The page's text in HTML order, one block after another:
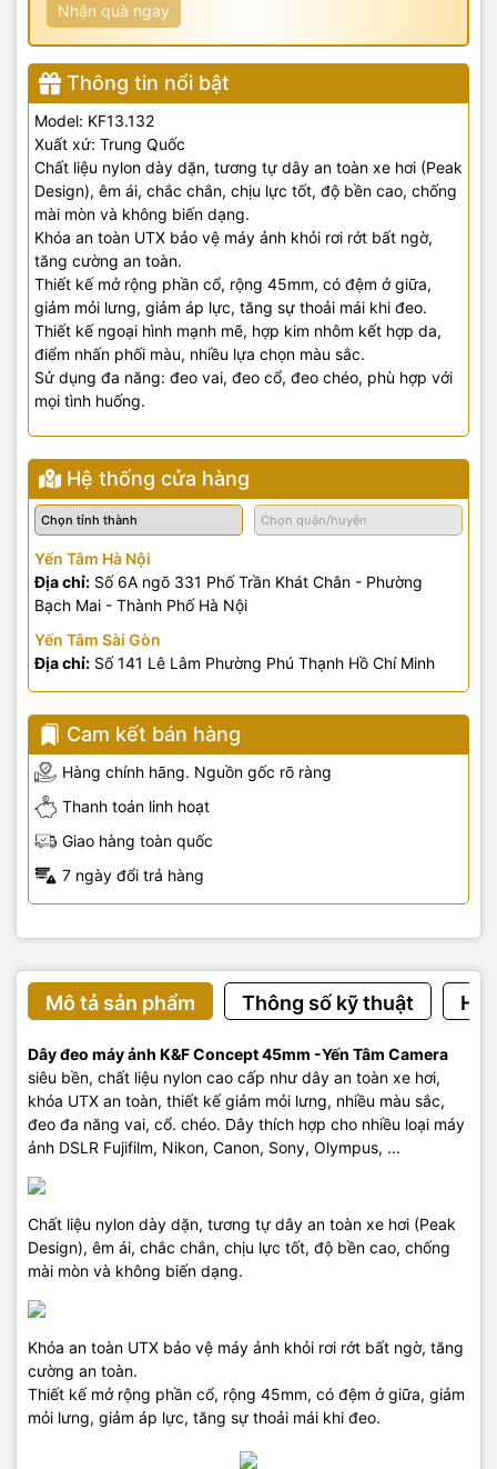
Nhận quà ngay
Thông tin nổi bật
Model: KF13.132
Xuất xứ: Trung Quốc
Chất liệu nylon dày dặn, tương tự dây an toàn xe hơi (Peak
Design), êm ái, chắc chắn, chịu lực tốt, độ bền cao, chống
mài mòn và không biến dạng.
Khóa an toàn UTX bảo vệ máy ảnh khỏi rơi rớt bất ngờ,
tăng cường an toàn.
Thiết kế mở rộng phần cổ, rộng 45mm, có đệm ở giữa,
giảm mỏi lưng, giảm áp lực, tăng sự thoải mái khi đeo.
Thiết kế ngoại hình mạnh mẽ, hợp kim nhôm kết hợp da,
điểm nhấn phối màu, nhiều lựa chọn màu sắc.
Sử dụng đa năng: đeo vai, đeo cổ, đeo chéo, phù hợp với
mọi tình huống.
Hệ thống cửa hàng
Yến Tâm Hà Nội
Địa chỉ: Số 6A ngõ 331 Phố Trần Khát Chân - Phường
Bạch Mai - Thành Phố Hà Nội
Yến Tâm Sài Gòn
Địa chỉ: Số 141 Lê Lâm Phường Phú Thạnh Hồ Chí Minh
Cam kết bán hàng
Hàng chính hãng. Nguồn gốc rõ ràng
Thanh toán linh hoạt
Giao hàng toàn quốc
7 ngày đổi trả hàng
Mô tả sản phẩm Thông số kỹ thuật
Dây đeo máy ảnh K&F Concept 45mm -Yến Tâm Camera
siêu bền, chất liệu nylon cao cấp như dây an toàn xe hơi,
khóa UTX an toàn, thiết kế giảm mỏi lưng, nhiều màu sắc,
đeo đa năng vai, cổ. chéo. Dây thích hợp cho nhiều loại máy
ảnh DSLR Fujifilm, Nikon, Canon, Sony, Olympus, ...
Chất liệu nylon dày dặn, tương tự dây an toàn xe hơi (Peak
Design), êm ái, chắc chắn, chịu lực tốt, độ bền cao, chống
mài mòn và không biến dạng.
Khóa an toàn UTX bảo vệ máy ảnh khỏi rơi rớt bất ngờ, tăng
cường an toàn.
Thiết kế mở rộng phần cổ, rộng 45mm, có đệm ở giữa, giảm
mỏi lưng, giảm áp lực, tăng sự thoải mái khi đeo.